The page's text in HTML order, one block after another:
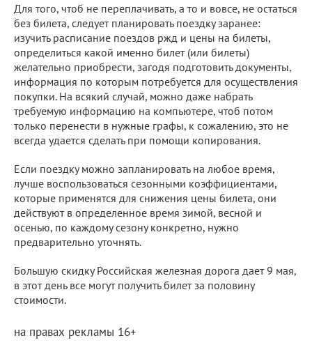
Для того, чтоб не переплачивать, а то и вовсе, не остаться
без билета, следует планировать поездку заранее:
изучить расписание поездов ржд и цены на билеты,
определиться какой именно билет (или билеты)
желательно приобрести, загодя подготовить документы,
информация по которым потребуется для осуществления
покупки. На всякий случай, можно даже набрать
требуемую информацию на компьютере, чтоб потом
только перенести в нужные графы, к сожалению, это не
всегда удается сделать при помощи копирования.
Если поездку можно запланировать на любое время,
лучше воспользоваться сезонными коэффициентами,
которые применятся для снижения цены билета, они
действуют в определенное время зимой, весной и
осенью, по каждому сезону конкретно, нужно
предварительно уточнять.
Большую скидку Российская железная дорога дает 9 мая,
в этот день все могут получить билет за половину
стоимости.
на правах рекламы 16+